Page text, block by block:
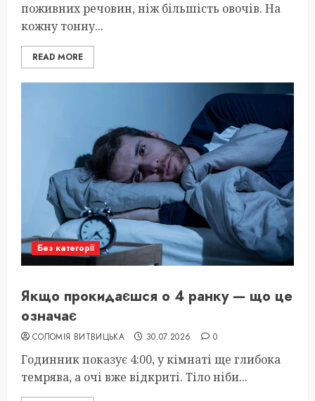
поживних речовин, ніж більшість овочів. На
кожну тонну...
READ MORE
Без категорії
Якщо прокидаєшся о 4 ранку — що це
означає
СОЛОМІЯ ВИТВИЦЬКА 30.07.2026 0
Годинник показує 4:00, у кімнаті ще глибока
темрява, а очі вже відкриті. Тіло ніби...